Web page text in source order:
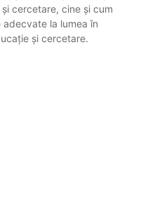
cercetare, cine și cum
la lumea în
și cercetare.